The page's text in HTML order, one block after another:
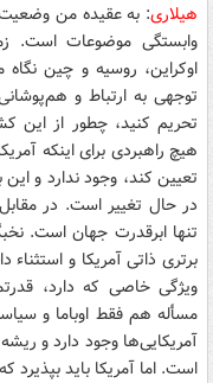
هیلاری: به عقیده من وضعیت
وابستگی موضوعات است.
اوکراین، روسیه و چین
توجهی به ارتباط و
تحریم کنید، چطور از این
هیچ راهبردی برای اینکه
تعیین کند، وجود ندارد و
در حال تغییر است. در
تنها ابرقدرت جهان است.
برتری ذاتی آمریکا و
ویژگی خاصی که دارد،
مسأله هم فقط اوباما و
آمریکایی‌ها وجود دارد و
است. اما آمریکا باید